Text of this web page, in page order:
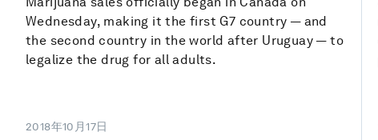
Wednesday, making it the first G7 country — and
the second country in the world after Uruguay — to
legalize the drug for all adults.
2018年10月17日